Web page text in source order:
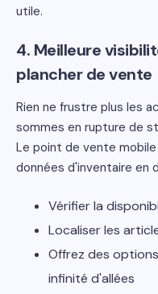
utile.
4. Meilleure
plancher de vente
Rien ne frustre plus les
sommes en rupture de
Le point de vente
données d'inventaire en
Vérifier la
Localiser les
Offrez des
infinité d'allées